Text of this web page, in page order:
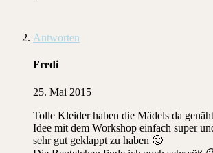
Antworten
Fredi
25. Mai 2015
Tolle Kleider haben die Mädels da
Idee mit dem Workshop einfach super
sehr gut geklappt zu haben 🙂